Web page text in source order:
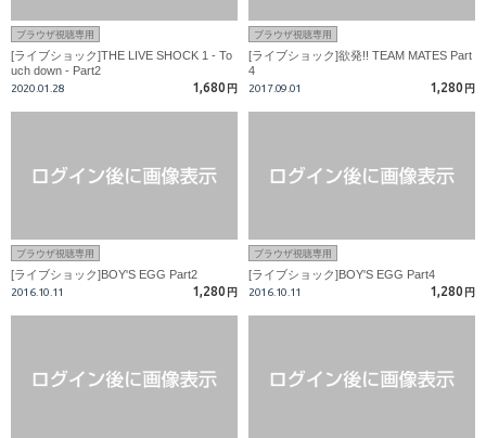
ブラウザ視聴専用
[ライブショック]THE LIVE SHOCK 1 - To
uch down - Part2
2020.01.28 1,680 円
ブラウザ視聴専用
[ライブショック]欲発!! TEAM MATES Part
4
2017.09.01 1,280 円
ブラウザ視聴専用
[ライブショック]BOY'S EGG Part2
2016.10.11 1,280 円
ブラウザ視聴専用
[ライブショック]BOY'S EGG Part4
2016.10.11 1,280 円